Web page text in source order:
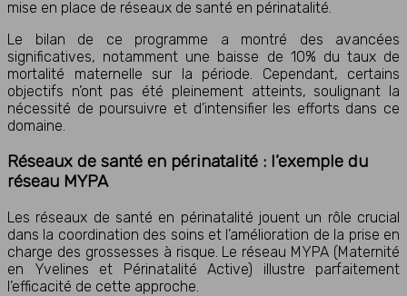
mise en place de réseaux de santé en périnatalité.
Le bilan de ce programme a montré des avancées
significatives, notamment une baisse de 10% du taux de
mortalité maternelle sur la période. Cependant, certains
objectifs n’ont pas été pleinement atteints, soulignant la
nécessité de poursuivre et d’intensifier les efforts dans ce
domaine.
Réseaux de santé en périnatalité : l’exemple du
réseau MYPA
Les réseaux de santé en périnatalité jouent un rôle crucial
dans la coordination des soins et l’amélioration de la prise en
charge des grossesses à risque. Le réseau MYPA (Maternité
en Yvelines et Périnatalité Active) illustre parfaitement
l’efficacité de cette approche.